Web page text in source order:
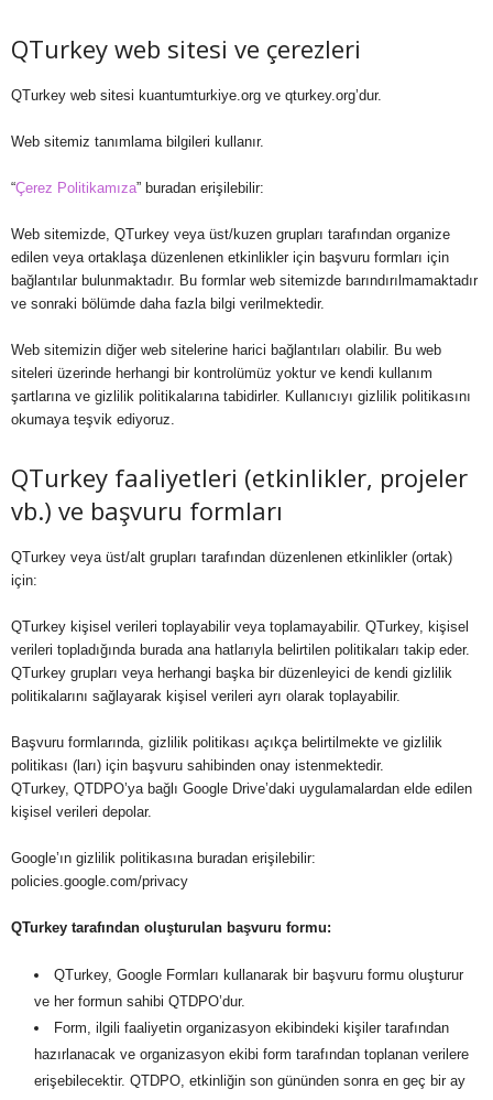
QTurkey web sitesi ve çerezleri
QTurkey web sitesi kuantumturkiye.org ve qturkey.org’dur.
Web sitemiz tanımlama bilgileri kullanır.
“Çerez Politikamıza” buradan erişilebilir:
Web sitemizde, QTurkey veya üst/kuzen grupları tarafından organize
edilen veya ortaklaşa düzenlenen etkinlikler için başvuru formları için
bağlantılar bulunmaktadır. Bu formlar web sitemizde barındırılmamaktadır
ve sonraki bölümde daha fazla bilgi verilmektedir.
Web sitemizin diğer web sitelerine harici bağlantıları olabilir. Bu web
siteleri üzerinde herhangi bir kontrolümüz yoktur ve kendi kullanım
şartlarına ve gizlilik politikalarına tabidirler. Kullanıcıyı gizlilik politikasını
okumaya teşvik ediyoruz.
QTurkey faaliyetleri (etkinlikler, projeler
vb.) ve başvuru formları
QTurkey veya üst/alt grupları tarafından düzenlenen etkinlikler (ortak)
için:
QTurkey kişisel verileri toplayabilir veya toplamayabilir. QTurkey, kişisel
verileri topladığında burada ana hatlarıyla belirtilen politikaları takip eder.
QTurkey grupları veya herhangi başka bir düzenleyici de kendi gizlilik
politikalarını sağlayarak kişisel verileri ayrı olarak toplayabilir.
Başvuru formlarında, gizlilik politikası açıkça belirtilmekte ve gizlilik
politikası (ları) için başvuru sahibinden onay istenmektedir.
QTurkey, QTDPO’ya bağlı Google Drive’daki uygulamalardan elde edilen
kişisel verileri depolar.
Google’ın gizlilik politikasına buradan erişilebilir:
policies.google.com/privacy
QTurkey tarafından oluşturulan başvuru formu:
QTurkey, Google Formları kullanarak bir başvuru formu oluşturur
ve her formun sahibi QTDPO’dur.
Form, ilgili faaliyetin organizasyon ekibindeki kişiler tarafından
hazırlanacak ve organizasyon ekibi form tarafından toplanan verilere
erişebilecektir. QTDPO, etkinliğin son gününden sonra en geç bir ay